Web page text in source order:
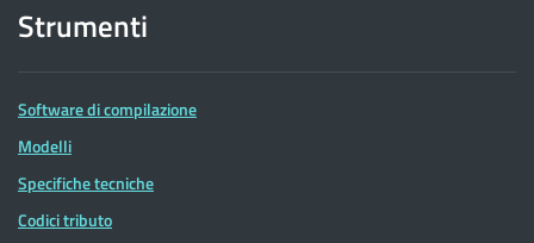
Strumenti
Software di compilazione
Modelli
Specifiche tecniche
Codici tributo